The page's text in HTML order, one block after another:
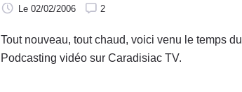
Le 02/02/2006 2
Tout nouveau, tout chaud, voici venu le temps du
Podcasting vidéo sur Caradisiac TV.